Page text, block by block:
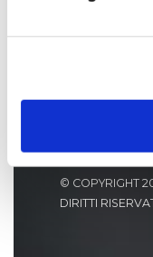
© COPYRIGHT
DIRITTI